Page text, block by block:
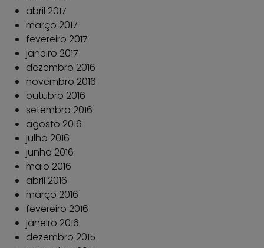
abril 2017
março 2017
fevereiro 2017
janeiro 2017
dezembro 2016
novembro 2016
outubro 2016
setembro 2016
agosto 2016
julho 2016
junho 2016
maio 2016
abril 2016
março 2016
fevereiro 2016
janeiro 2016
dezembro 2015